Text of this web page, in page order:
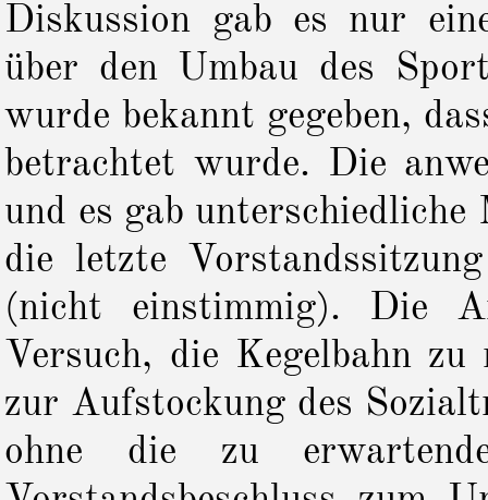
Diskussion gab es nur
über den Umbau des
wurde bekannt gegeben,
betrachtet wurde. Die
und es gab
die letzte
(nicht einstimmig). Die
Versuch, die Kegelbahn
zur Aufstockung des
ohne die zu